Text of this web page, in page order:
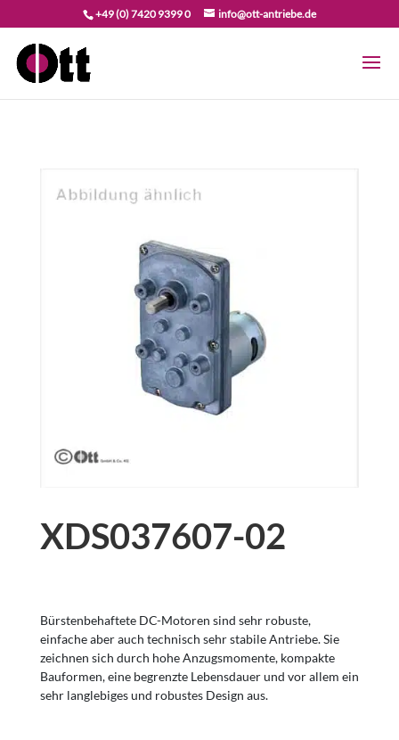
+49 (0) 7420 9399 0 info@ott-antriebe.de
XDS037607-02
Bürstenbehaftete DC-Motoren sind sehr robuste,
einfache aber auch technisch sehr stabile Antriebe. Sie
zeichnen sich durch hohe Anzugsmomente, kompakte
Bauformen, eine begrenzte Lebensdauer und vor allem ein
sehr langlebiges und robustes Design aus.